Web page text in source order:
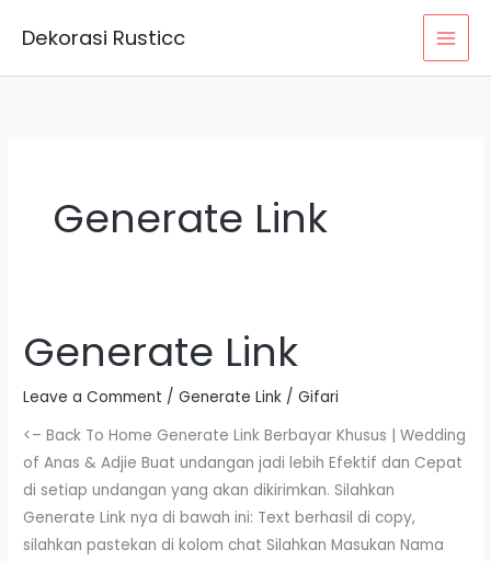
Dekorasi Rusticc
Generate Link
Generate Link
Leave a Comment /Generate Link /Gifari
<– Back To Home Generate Link Berbayar Khusus | Wedding
of Anas & Adjie Buat undangan jadi lebih Efektif dan Cepat
di setiap undangan yang akan dikirimkan. Silahkan
Generate Link nya di bawah ini: Text berhasil di copy,
silahkan pastekan di kolom chat Silahkan Masukan Nama
Generate
Link